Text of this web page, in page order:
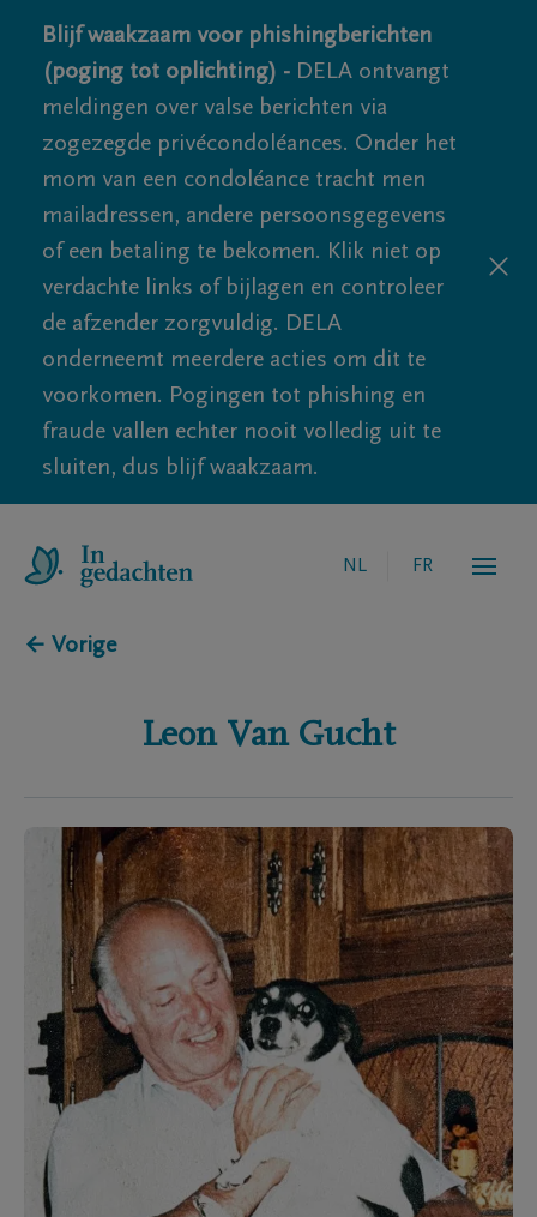
Blijf waakzaam voor phishingberichten
(poging tot oplichting) - DELA ontvangt
meldingen over valse berichten via
zogezegde privécondoléances. Onder het
mom van een condoléance tracht men
mailadressen, andere persoonsgegevens
of een betaling te bekomen. Klik niet op
verdachte links of bijlagen en controleer
de afzender zorgvuldig. DELA
onderneemt meerdere acties om dit te
voorkomen. Pogingen tot phishing en
fraude vallen echter nooit volledig uit te
sluiten, dus blijf waakzaam.
NL FR
← Vorige
Leon Van Gucht